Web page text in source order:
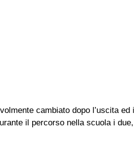
cambiato dopo l’uscita
il percorso nella scuola i